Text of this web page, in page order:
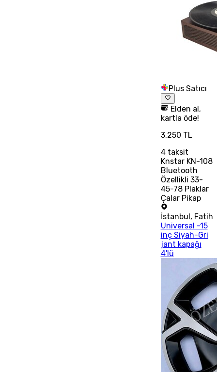
Plus Satıcı
Elden al,
kartla öde!
3.250 TL
4taksit
Knstar KN-108
Bluetooth
Özellikli 33-
45-78 Plaklar
Çalar Pikap
İstanbul , Fatih
Universal -15
inç Siyah-Gri
jant kapağı
4'lü